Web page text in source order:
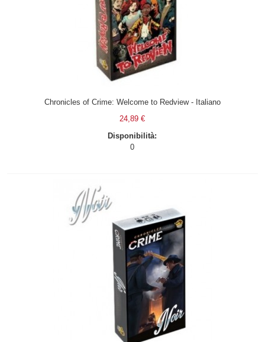
Chronicles of Crime: Welcome to Redview - Italiano
24,89 €
Disponibilità:
0